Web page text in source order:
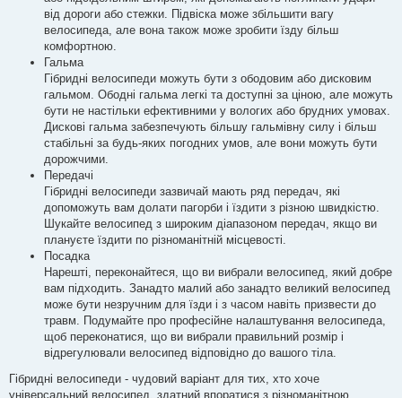
від дороги або стежки. Підвіска може збільшити вагу
велосипеда, але вона також може зробити їзду більш
комфортною.
Гальма
Гібридні велосипеди можуть бути з ободовим або дисковим
гальмом. Ободні гальма легкі та доступні за ціною, але можуть
бути не настільки ефективними у вологих або брудних умовах.
Дискові гальма забезпечують більшу гальмівну силу і більш
стабільні за будь-яких погодних умов, але вони можуть бути
дорожчими.
Передачі
Гібридні велосипеди зазвичай мають ряд передач, які
допоможуть вам долати пагорби і їздити з різною швидкістю.
Шукайте велосипед з широким діапазоном передач, якщо ви
плануєте їздити по різноманітній місцевості.
Посадка
Нарешті, переконайтеся, що ви вибрали велосипед, який добре
вам підходить. Занадто малий або занадто великий велосипед
може бути незручним для їзди і з часом навіть призвести до
травм. Подумайте про професійне налаштування велосипеда,
щоб переконатися, що ви вибрали правильний розмір і
відрегулювали велосипед відповідно до вашого тіла.
Гібридні велосипеди - чудовий варіант для тих, хто хоче
універсальний велосипед, здатний впоратися з різноманітною